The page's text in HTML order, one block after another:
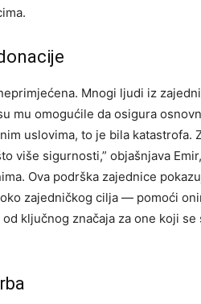
Mnogi ljudi iz
mu omogućile da osigura
uslovima, to je bila katastrofa.
više sigurnosti,” objašnjava
Ova podrška zajednice
zajedničkog cilja — pomoći
ključnog značaja za one koji